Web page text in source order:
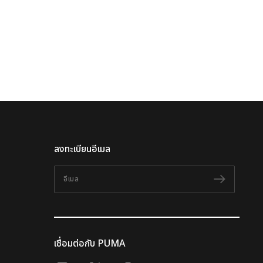
ลงทะเบียนอีเมล
ติดตาม
เชื่อมต่อกับ PUMA